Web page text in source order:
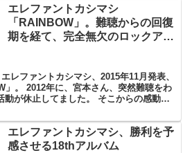
エレファントカシマシ
「RAINBOW」。難聴からの回復
期を経て、完全無欠のロックアル
レファントカシマシ、2015年11月発表、
」。 2012年に、宮本さん、突然難聴をわ
動が休止してました。 そこからの感動の
エレファントカシマシ、勝利を予
感させる18thアルバム